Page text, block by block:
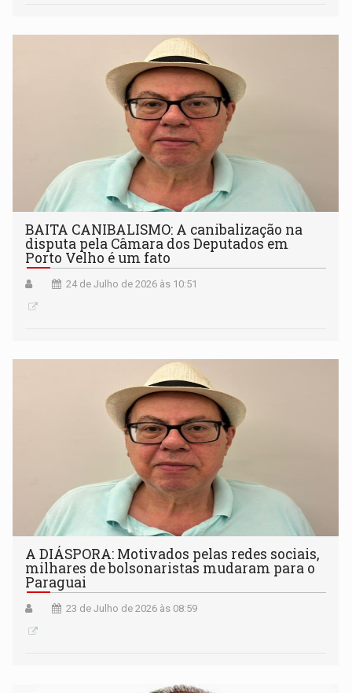
BAITA CANIBALISMO: A canibalização na
disputa pela Câmara dos Deputados em
Porto Velho é um fato
24 de Julho de 2026 às 10:51
A DIÁSPORA: Motivados pelas redes sociais,
milhares de bolsonaristas mudaram para o
Paraguai
23 de Julho de 2026 às 08:59